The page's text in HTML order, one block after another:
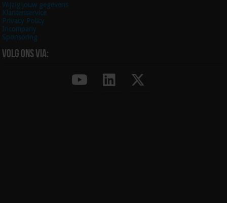
Wijzig jouw gegevens
Klantenservice
Privacy Policy
Incompany
Sponsoring
Volg ons via: